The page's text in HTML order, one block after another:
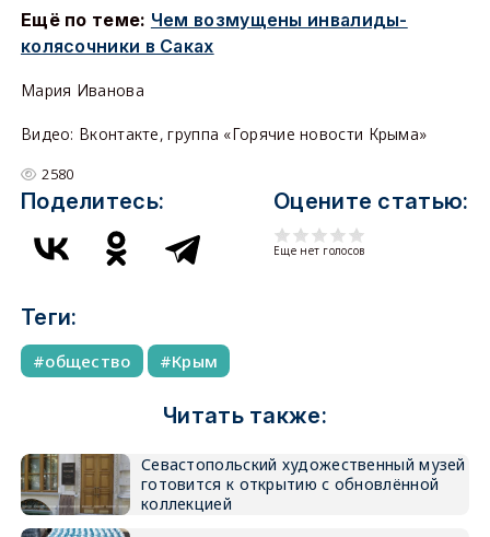
Ещё по теме: Чем возмущены инвалиды-
колясочники в Саках
Мария Иванова
Видео: Вконтакте, группа «Горячие новости Крыма»
2580
Поделитесь: Оцените статью:
Еще нет голосов
Теги:
общество Крым
Читать также:
Севастопольский художественный музей
готовится к открытию с обновлённой
коллекцией